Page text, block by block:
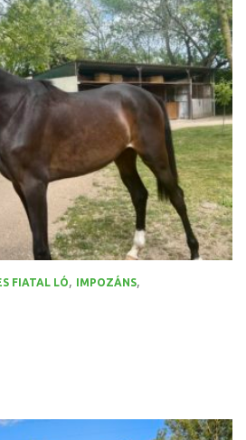
FIATAL LÓ, IMPOZÁNS,